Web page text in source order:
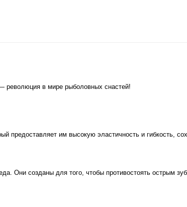
революция в мире рыболовных снастей!
предоставляет им высокую эластичность и гибкость,
Они созданы для того, чтобы противостоять острым